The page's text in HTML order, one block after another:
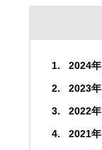
2024年
2023年
2022年
2021年